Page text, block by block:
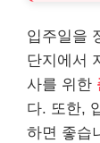
입주일을
단지에서
사를 위한
다. 또한,
하면 좋습